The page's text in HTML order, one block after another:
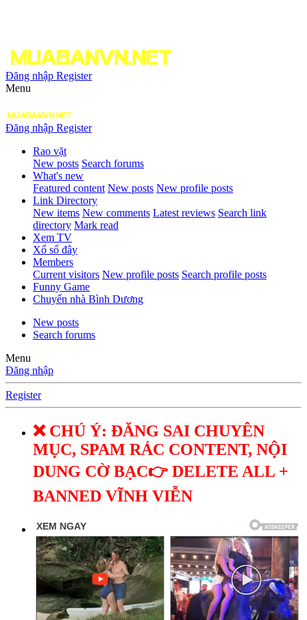
Đăng nhập Register
Menu
Đăng nhập Register
Rao vặt
New posts Search forums
What's new
Featured content New posts New profile posts
Link Directory
New items New comments Latest reviews Search link
directory Mark read
Xem TV
Xổ số đây
Members
Current visitors New profile posts Search profile posts
Funny Game
Chuyển nhà Bình Dương
New posts
Search forums
Menu
Đăng nhập
Register
❌ CHÚ Ý: ĐĂNG SAI CHUYÊN
MỤC, SPAM RÁC CONTENT, NỘI
DUNG CỜ BẠC👉 DELETE ALL +
BANNED VĨNH VIỄN